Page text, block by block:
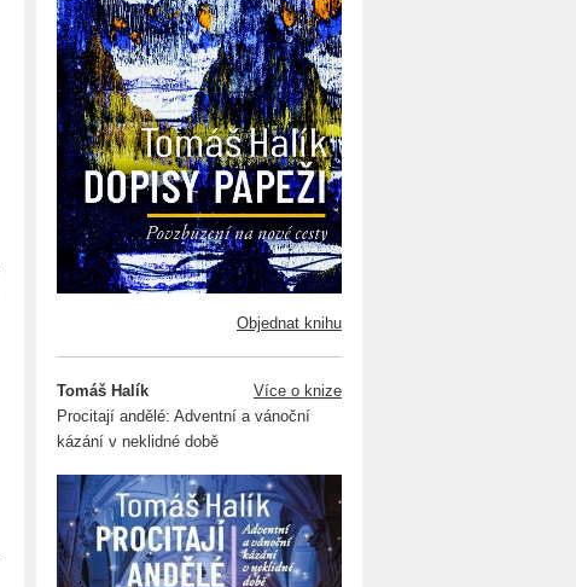
Objednat knihu
Tomáš Halík
Více o knize
Procitají andělé: Adventní a vánoční
kázání v neklidné době